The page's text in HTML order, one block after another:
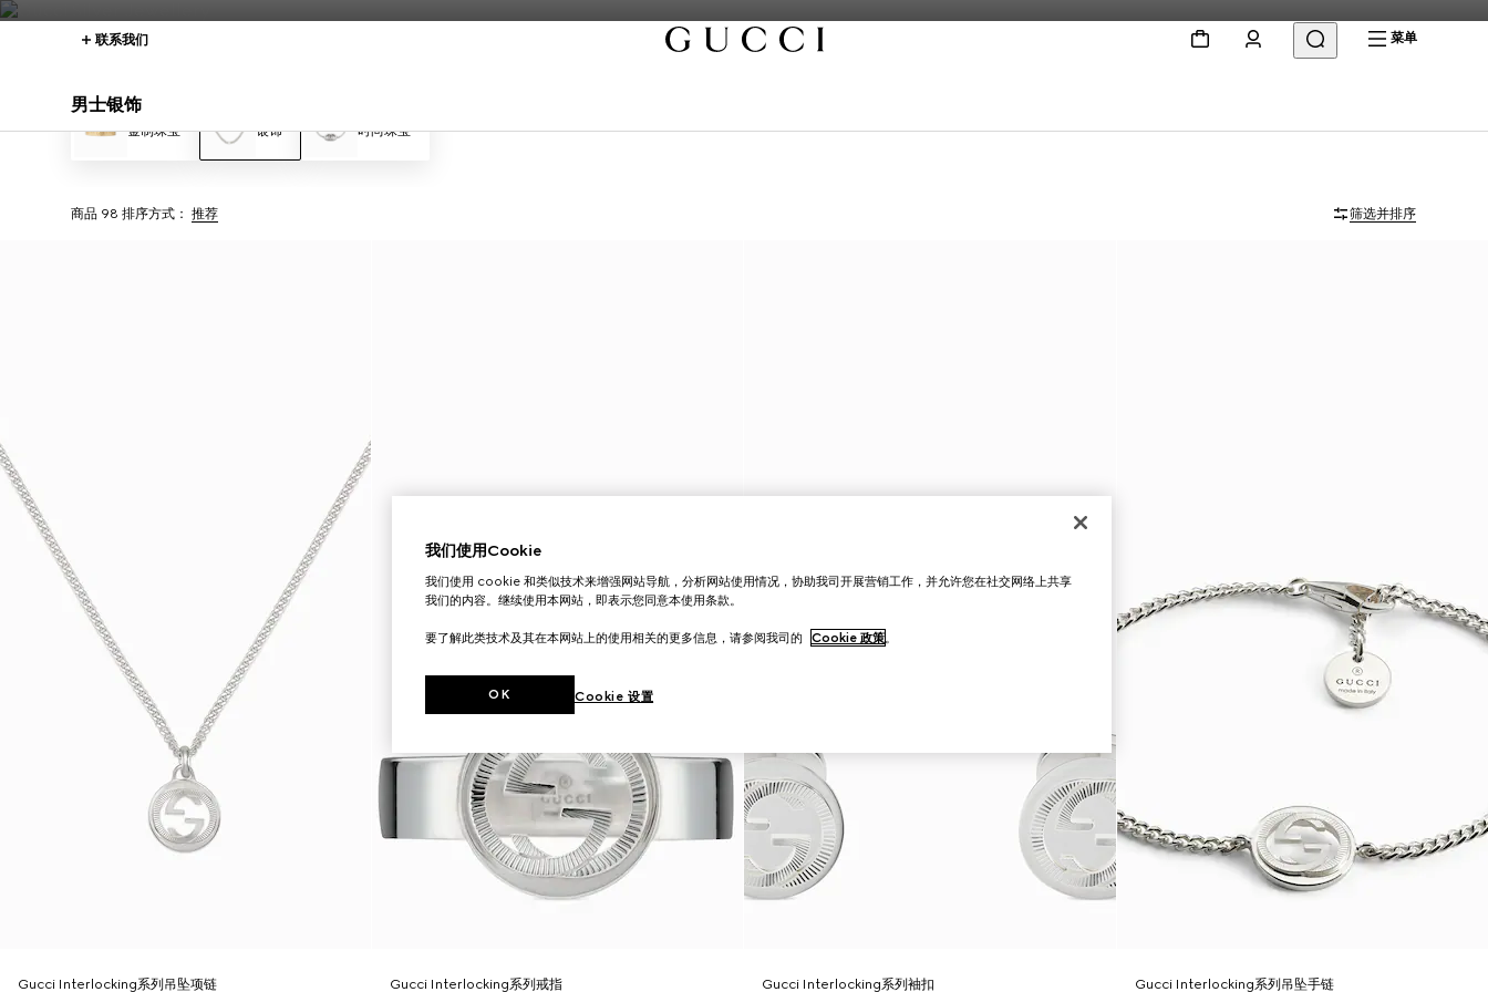
联系我们 菜单
男士银饰
金制珠宝 银饰 时尚珠宝
商品 98 排序方式： 推荐 筛选并排序
Gucci Interlocking系列吊坠项链
Gucci Interlocking系列戒指
Gucci Interlocking系列袖扣
Gucci Interlocking系列吊坠手链
我们使用Cookie
我们使用 cookie 和类似技术来增强网站导航，分析网站使用情况，协助我司开展营销工作，并允许您在社交网络上共享
我们的内容。继续使用本网站，即表示您同意本使用条款。
要了解此类技术及其在本网站上的使用相关的更多信息，请参阅我司的 Cookie 政策。
Cookie 设置
OK